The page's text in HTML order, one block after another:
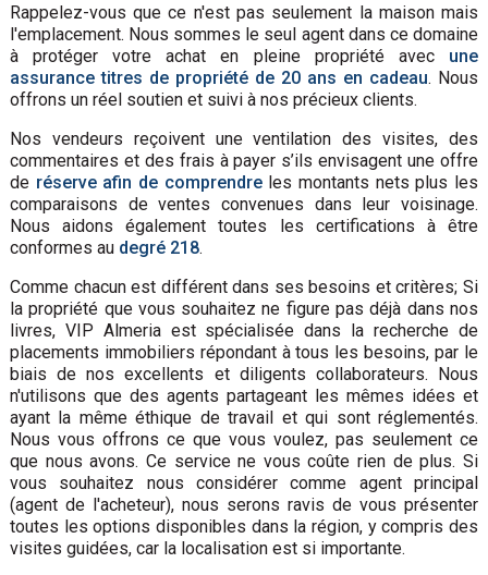
Rappelez-vous que ce n'est pas seulement la maison mais
l'emplacement. Nous sommes le seul agent dans ce domaine
à protéger votre achat en pleine propriété avec une
assurance titres de propriété de 20 ans en cadeau. Nous
offrons un réel soutien et suivi à nos précieux clients.
Nos vendeurs reçoivent une ventilation des visites, des
commentaires et des frais à payer s’ils envisagent une offre
de réserve afin de comprendreles montants nets plus les
comparaisons de ventes convenues dans leur voisinage.
Nous aidons également toutes les certifications à être
conformes au degré 218.
Comme chacun est différent dans ses besoins et critères; Si
la propriété que vous souhaitez ne figure pas déjà dans nos
livres, VIP Almeria est spécialisée dans la recherche de
placements immobiliers répondant à tous les besoins, par le
biais de nos excellents et diligents collaborateurs. Nous
n'utilisons que des agents partageant les mêmes idées et
ayant la même éthique de travail et qui sont réglementés.
Nous vous offrons ce que vous voulez, pas seulement ce
que nous avons. Ce service ne vous coûte rien de plus. Si
vous souhaitez nous considérer comme agent principal
(agent de l'acheteur), nous serons ravis de vous présenter
toutes les options disponibles dans la région, y compris des
visites guidées, car la localisation est si importante.